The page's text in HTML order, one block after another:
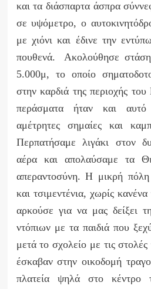
και τα διάσπαρτα άσπρα
σε υψόμετρο, ο
με χιόνι και έδινε την
πουθενά. Ακολούθησε
5.000μ, το οποίο
στην καρδιά της περιοχής του
περάσματα ήταν και αυτό
αμέτρητες σημαίες και
Περπατήσαμε λιγάκι στον
αέρα και απολαύσαμε τα
απεραντοσύνη. H μικρή
και τσιμεντένια, χωρίς
αρκούσε για να μας δείξει
ντόπιων με τα παιδιά που
μετά το σχολείο με τις στολές
έσκαβαν στην οικοδομή
πλατεία ψηλά στο κέντρο